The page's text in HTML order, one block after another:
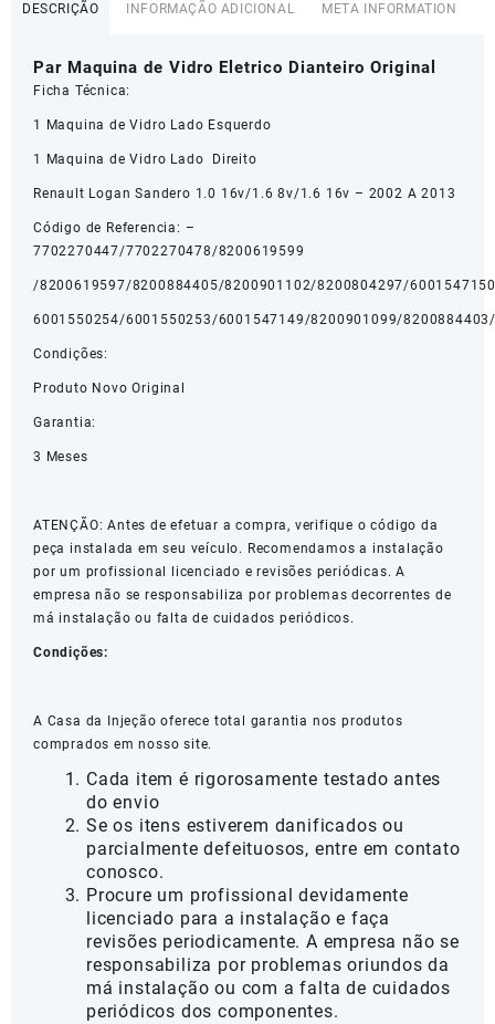
DESCRIÇÃO INFORMAÇÃO ADICIONAL META INFORMATION
Par Maquina de Vidro Eletrico Dianteiro Original
Ficha Técnica:
1 Maquina de Vidro Lado Esquerdo
1 Maquina de Vidro Lado Direito
Renault Logan Sandero 1.0 16v/1.6 8v/1.6 16v – 2002 A 2013
Código de Referencia: –
7702270447/7702270478/8200619599
/8200619597/8200884405/8200901102/8200804297/6001547150
6001550254/6001550253/6001547149/8200901099/
Condições:
Produto Novo Original
Garantia:
3 Meses
ATENÇÃO: Antes de efetuar a compra, verifique o código da
peça instalada em seu veículo. Recomendamos a instalação
por um profissional licenciado e revisões periódicas. A
empresa não se responsabiliza por problemas decorrentes de
má instalação ou falta de cuidados periódicos.
Condições:
A Casa da Injeção oferece total garantia nos produtos
comprados em nosso site.
Cada item é rigorosamente testado antes
do envio
Se os itens estiverem danificados ou
parcialmente defeituosos, entre em contato
conosco.
Procure um profissional devidamente
licenciado para a instalação e faça
revisões periodicamente. A empresa não se
responsabiliza por problemas oriundos da
má instalação ou com a falta de cuidados
periódicos dos componentes.